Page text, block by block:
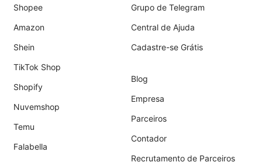
Shopee
Amazon
Shein
TikTok Shop
Shopify
Nuvemshop
Temu
Falabella
Grupo de Telegram
Central de Ajuda
Cadastre-se Grátis
Blog
Empresa
Parceiros
Contador
Recrutamento de Parceiros